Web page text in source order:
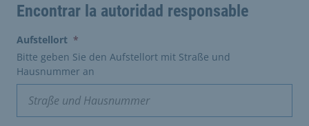
Encontrar la autoridad responsable
Aufstellort *
Bitte geben Sie den Aufstellort mit Straße und
Hausnummer an